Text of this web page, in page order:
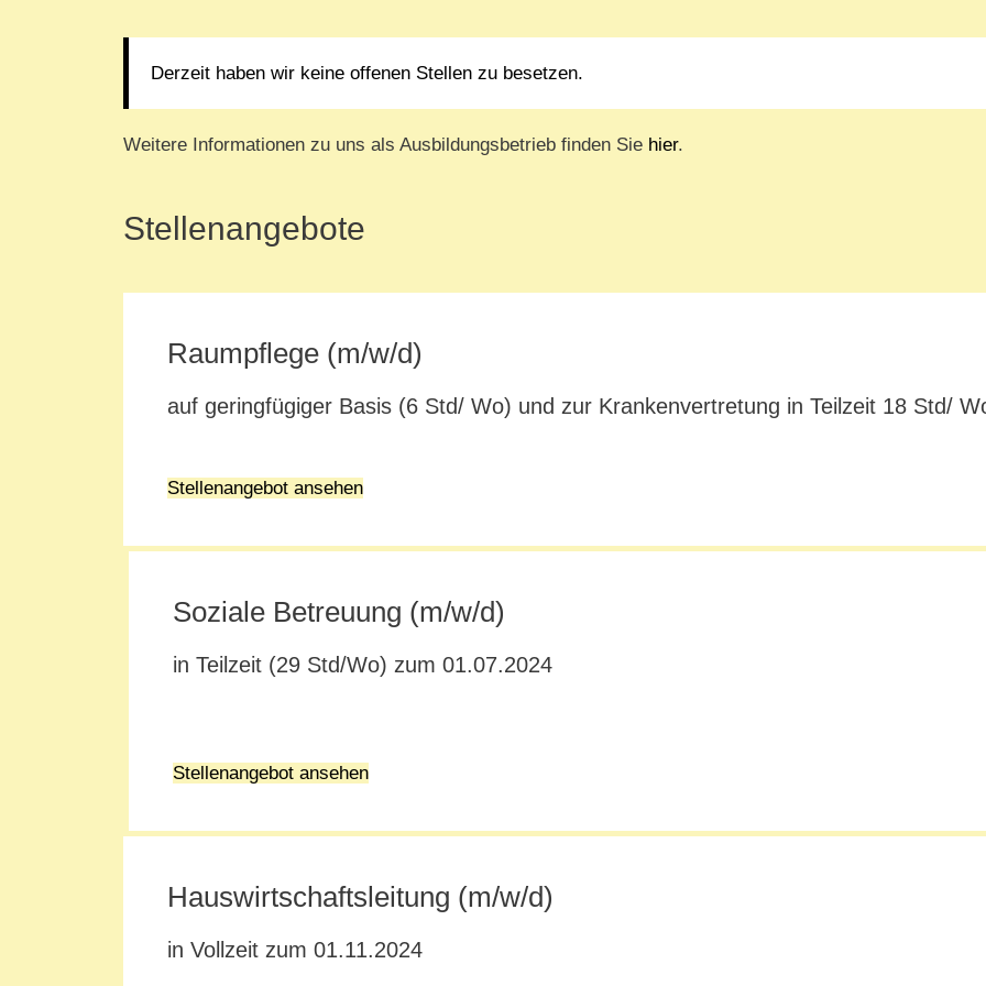
Derzeit haben wir keine offenen Stellen zu besetzen.
Weitere Informationen zu uns als Ausbildungsbetrieb finden Sie hier.
Stellenangebote
Raumpflege (m/w/d)
auf geringfügiger Basis (6 Std/ Wo) und zur Krankenvertretung in Teilzeit 18 Std/
Stellenangebot ansehen
Soziale Betreuung (m/w/d)
in Teilzeit (29 Std/Wo) zum 01.07.2024
Stellenangebot ansehen
Hauswirtschaftsleitung (m/w/d)
in Vollzeit zum 01.11.2024